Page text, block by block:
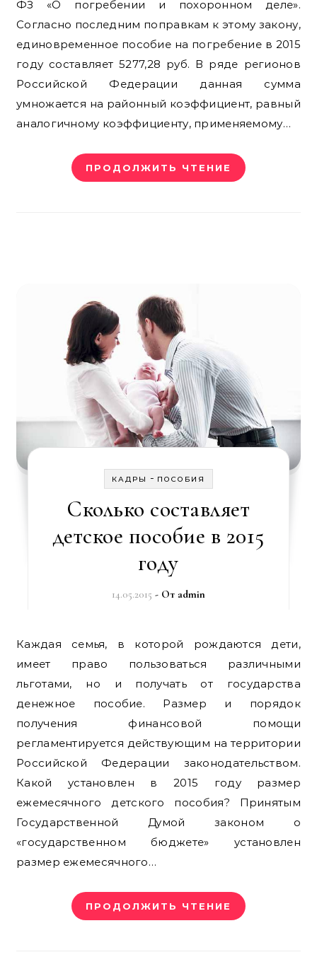
ФЗ «О погребении и похоронном деле».
Согласно последним поправкам к этому закону,
единовременное пособие на погребение в 2015
году составляет 5277,28 руб. В ряде регионов
Российской Федерации данная сумма
умножается на районный коэффициент, равный
аналогичному коэффициенту, применяемому…
ПРОДОЛЖИТЬ ЧТЕНИЕ
КАДРЫ - ПОСОБИЯ
Сколько составляет
детское пособие в 2015
году
14.05.2015 - От admin
Каждая семья, в которой рождаются дети,
имеет право пользоваться различными
льготами, но и получать от государства
денежное пособие. Размер и порядок
получения финансовой помощи
регламентируется действующим на территории
Российской Федерации законодательством.
Какой установлен в 2015 году размер
ежемесячного детского пособия? Принятым
Государственной Думой законом о
«государственном бюджете» установлен
размер ежемесячного…
ПРОДОЛЖИТЬ ЧТЕНИЕ